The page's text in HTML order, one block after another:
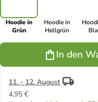
Hoodie in
Grün
Hoodie in
Hellgrün
In den
11. - 12. August
4,95 €